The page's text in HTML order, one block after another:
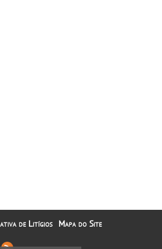
de Litígios Mapa do Site